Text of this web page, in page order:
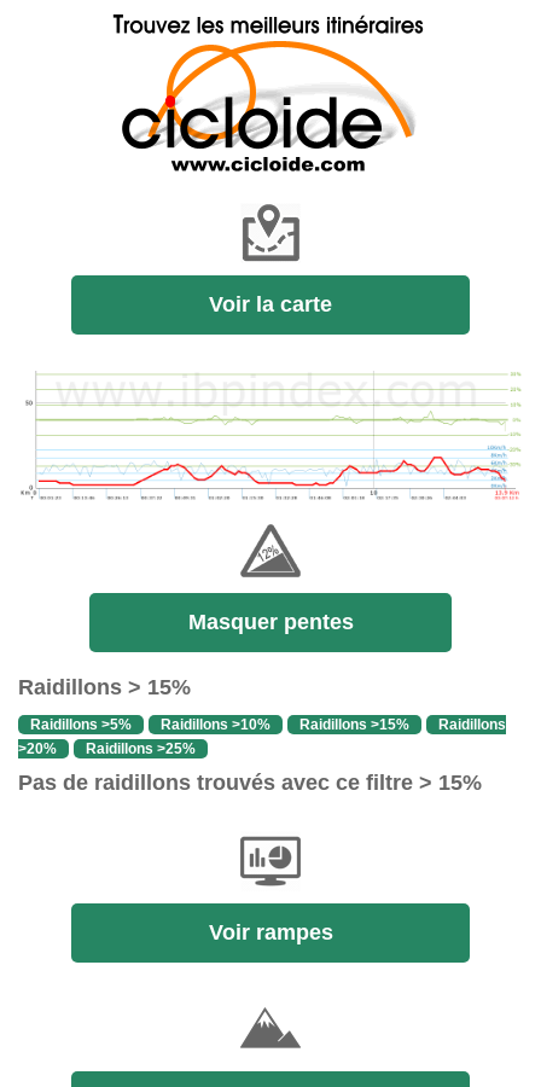
Voir la carte
Masquer pentes
Raidillons > 15%
Raidillons >5% Raidillons >10% Raidillons >15%
Raidillons
>20%
Raidillons >25%
Pas de raidillons trouvés avec ce filtre > 15%
Voir rampes